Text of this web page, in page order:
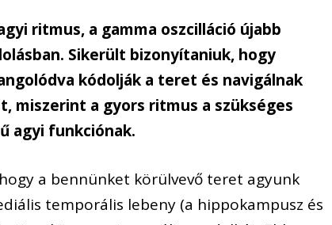
ritmus, a gamma oszcilláció újabb
Sikerült bizonyítaniuk, hogy
kódolják a teret és navigálnak
miszerint a gyors ritmus a szükséges
agyi funkciónak.
a bennünket körülvevő teret agyunk
temporális lebeny (a hippokampusz és